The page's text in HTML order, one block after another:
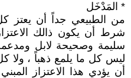
* المَدْخَل
من الطبيعي جداً أن يعتز كل
شرط أن يكون ذالك
سليمة وصحيحة لابل
ليس كل ما يلمع ذهباً ، ولا
أن يؤدي هذا الاعتزاز